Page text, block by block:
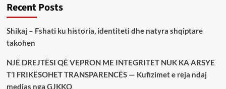
Recent Posts
Shikaj – Fshati ku historia, identiteti dhe natyra shqiptare
takohen
NJË DREJTËSI QË VEPRON ME INTEGRITET NUK KA ARSYE
T’I FRIKËSOHET TRANSPARENCËS — Kufizimet e reja ndaj
medias nga GJKKO